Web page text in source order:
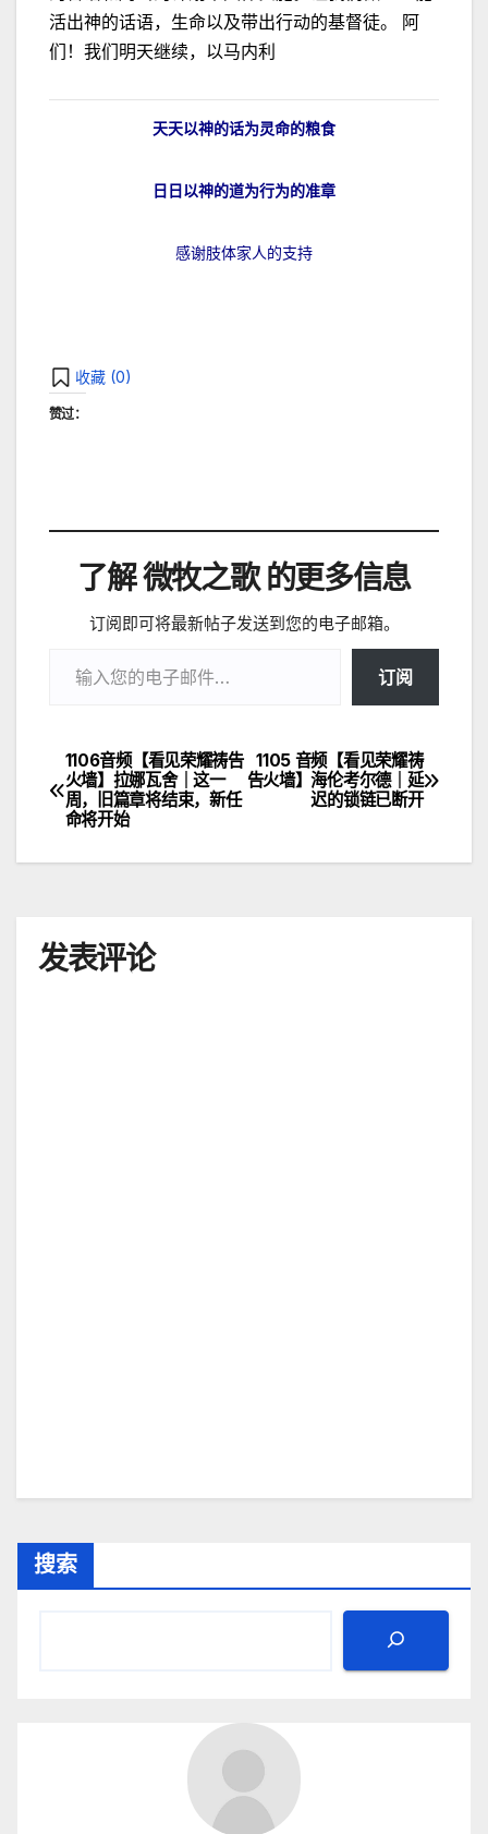
活出神的话语，生命以及带出行动的基督徒。 阿
们！我们明天继续，以马内利
天天以神的话为灵命的粮食
日日以神的道为行为的准章
感谢肢体家人的支持
收藏 (0)
赞过：
了解 微牧之歌 的更多信息
订阅即可将最新帖子发送到您的电子邮箱。
订阅
文
章
导
1105 音频【看见荣耀祷
告火墙】海伦考尔德｜延
迟的锁链已断开
1106音频【看见荣耀祷告
火墙】拉娜瓦舍｜这一
周，旧篇章将结束，新任
命将开始
发表评论
搜索